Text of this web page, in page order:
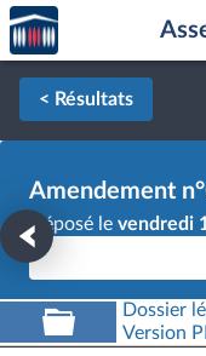
Aller au contenu
Aller en bas de la page
Accèder
à la
page
d'accueil
< Résultats
Amendement
Déposé le vendredi
Dossier
Version